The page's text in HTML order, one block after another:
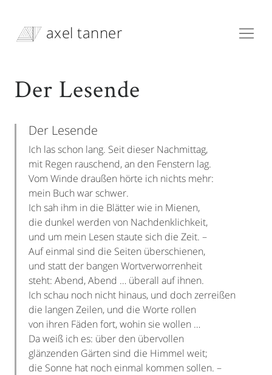
axel tanner
Der Lesende
Der Lesende
Ich las schon lang. Seit dieser Nachmittag,
mit Regen rauschend, an den Fenstern lag.
Vom Winde draußen hörte ich nichts mehr:
mein Buch war schwer.
Ich sah ihm in die Blätter wie in Mienen,
die dunkel werden von Nachdenklichkeit,
und um mein Lesen staute sich die Zeit. –
Auf einmal sind die Seiten überschienen,
und statt der bangen Wortverworrenheit
steht: Abend, Abend … überall auf ihnen.
Ich schau noch nicht hinaus, und doch zerreißen
die langen Zeilen, und die Worte rollen
von ihren Fäden fort, wohin sie wollen …
Da weiß ich es: über den übervollen
glänzenden Gärten sind die Himmel weit;
die Sonne hat noch einmal kommen sollen. –